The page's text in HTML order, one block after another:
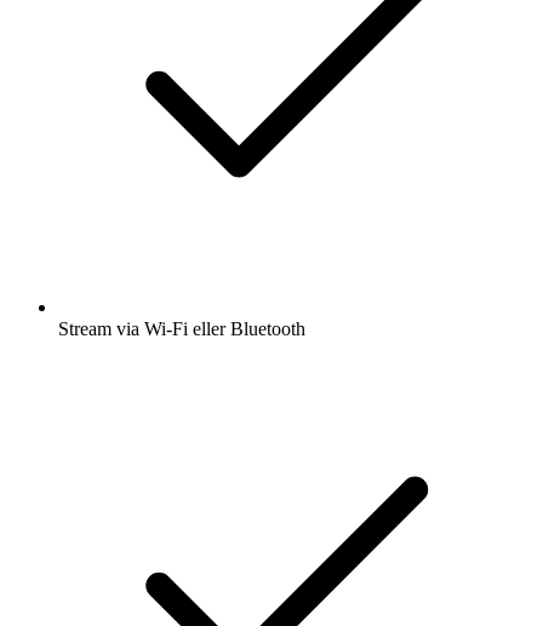
Stream via Wi-Fi eller Bluetooth